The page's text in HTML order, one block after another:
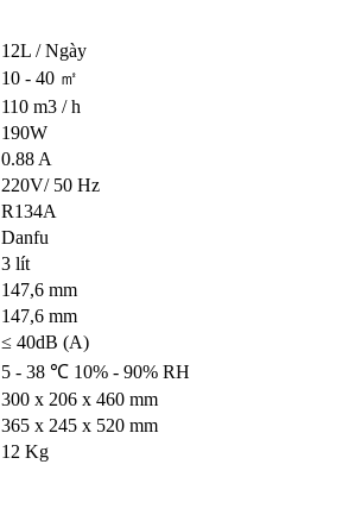
12L / Ngày
10 - 40 ㎡
110 m3 / h
190W
0.88 A
220V/ 50 Hz
R134A
Danfu
3 lít
147,6 mm
147,6 mm
≤ 40dB (A)
5 - 38 ℃ 10% - 90% RH
300 x 206 x 460 mm
365 x 245 x 520 mm
12 Kg